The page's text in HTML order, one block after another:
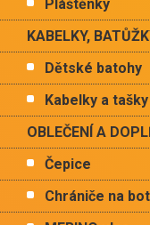
Pláštěnky
KABELKY,
Dětské batohy
Kabelky a tašky
OBLEČENÍ A
Čepice
Chrániče na